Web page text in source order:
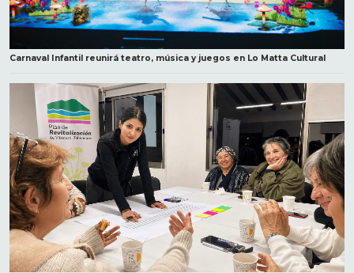
Carnaval Infantil reunirá teatro, música y juegos en Lo Matta Cultural